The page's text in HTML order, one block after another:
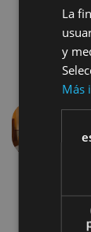
Anterior
La
y
Más